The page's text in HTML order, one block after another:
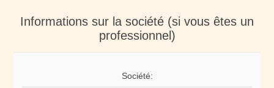
Informations sur la société (si vous êtes un
professionnel)
Société: